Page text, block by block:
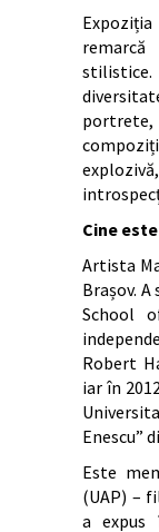
stilistice.
Cine
Artista
Brașov.
School
Robert
iar în
Enescu”
Este
(UAP) –
a expus